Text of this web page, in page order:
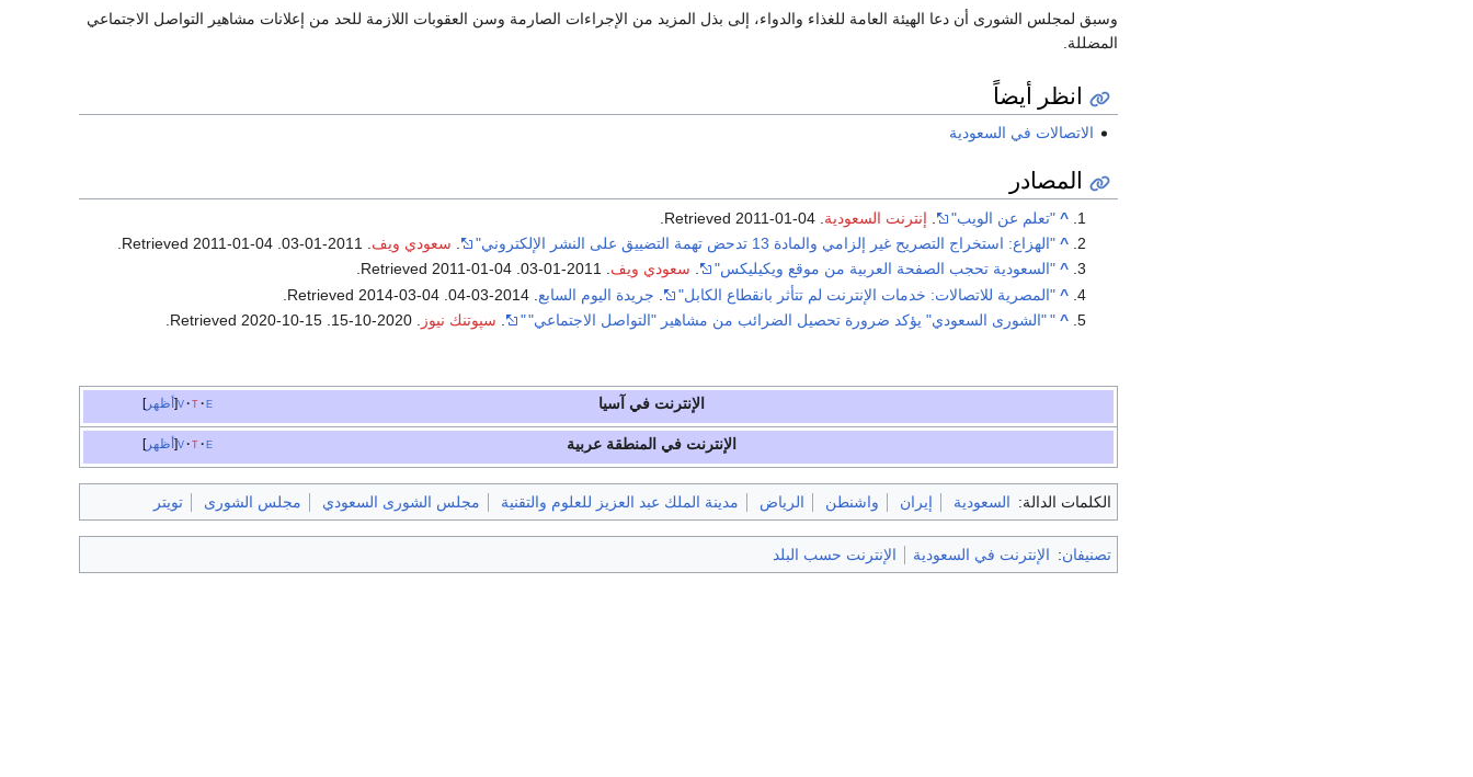
وسبق لمجلس الشورى أن دعا الهيئة العامة للغذاء والدواء، إلى بذل المزيد من الإجراءات الصارمة وسن العقوبات اللازمة للحد من إعلانات مشاهير التواصل الاجتماعي
المضللة.
انظر أيضاً
الاتصالات في السعودية
المصادر
^ "تعلم عن الويب" إنترنت السعودية 2011-01-04
^ "الهزاع: استخراج التصريح غير إلزامي والمادة 13 تدحض تهمة التضييق على النشر الإلكتروني" سعودي ويف . Retrieved
2011-01-04
^ "السعودية تحجب الصفحة العربية من موقع ويكيليكس" . سعودي ويف. 2011-01-03
. Retrieved
2011-01-04
.
^ "المصرية للاتصالات: خدمات الإنترنت لم تتأثر بانقطاع الكابل" جريدة اليوم السابع . Retrieved
2014-03-04
^
" "الشورى السعودي" يؤكد ضرورة تحصيل الضرائب من مشاهير "التواصل الاجتماعي""
. سپوتنك نيوز . 2020-10-15
. Retrieved
2020-10-15
.
أظهر v t e الإنترنت في آسيا
أظهر v t e الإنترنت في المنطقة عربية
الكلمات الدالة: السعودية إيران واشنطن الرياض مدينة الملك عبد العزيز للعلوم والتقنية مجلس الشورى السعودي مجلس الشورى تويتر
تصنيفان: الإنترنت في السعودية الإنترنت حسب البلد